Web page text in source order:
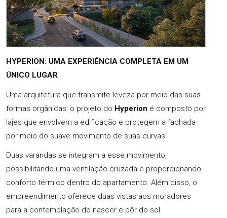
HYPERION: UMA EXPERIÊNCIA COMPLETA EM UM
ÚNICO LUGAR
Uma arquitetura que transmite leveza por meio das suas
formas orgânicas: o projeto do Hyperion é composto por
lajes que envolvem a edificação e protegem a fachada
por meio do suave movimento de suas curvas.
Duas varandas se integram a esse movimento,
possibilitando uma ventilação cruzada e proporcionando
conforto térmico dentro do apartamento. Além disso, o
empreendimento oferece duas vistas aos moradores
para a contemplação do nascer e pôr do sol.